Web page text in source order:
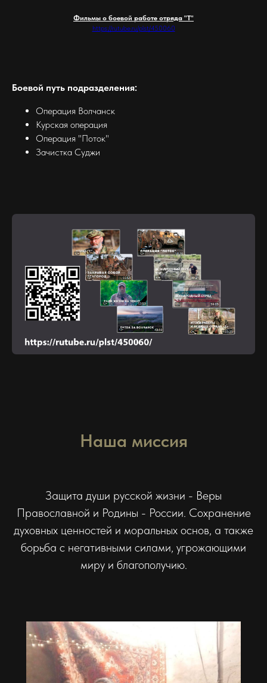
Фильмы о боевой работе отряда "Т"
https://rutube.ru/plst/450060
Боевой путь подразделения:
Операция Волчанск
Курская операция
Операция "Поток"
Зачистка Суджи
Наша миссия
Защита души русской жизни - Веры
Православной и Родины - России. Сохранение
духовных ценностей и моральных основ, а также
борьба с негативными силами, угрожающими
миру и благополучию.